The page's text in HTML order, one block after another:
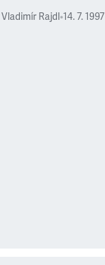
Vladimír Rajdl •14. 7. 1997